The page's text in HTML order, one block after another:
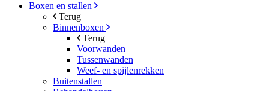
Boxen en stallen
Terug
Binnenboxen
Terug
Voorwanden
Tussenwanden
Weef- en spijlenrekken
Buitenstallen